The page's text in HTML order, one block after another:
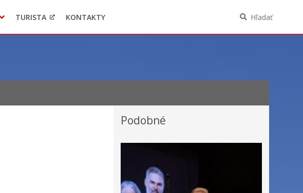
majetkových pomerov verejného funkcionára
mesta Levoča
TURISTA KONTAKTY Hľadať
Podobné